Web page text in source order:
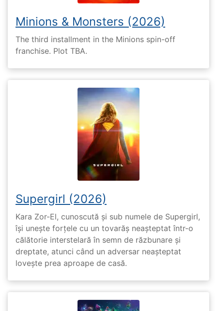
Minions & Monsters (2026)
The third installment in the Minions spin-off
franchise. Plot TBA.
Supergirl (2026)
Kara Zor-El, cunoscută și sub numele de Supergirl,
își unește forțele cu un tovarăș neașteptat într-o
călătorie interstelară în semn de răzbunare și
dreptate, atunci când un adversar neașteptat
lovește prea aproape de casă.